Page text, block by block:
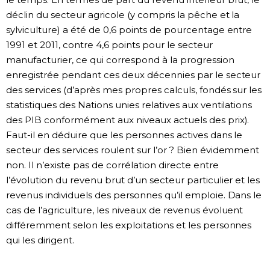
déclin du secteur agricole (y compris la pêche et la
sylviculture) a été de 0,6 points de pourcentage entre
1991 et 2011, contre 4,6 points pour le secteur
manufacturier, ce qui correspond à la progression
enregistrée pendant ces deux décennies par le secteur
des services (d’après mes propres calculs, fondés sur les
statistiques des Nations unies relatives aux ventilations
des PIB conformément aux niveaux actuels des prix).
Faut-il en déduire que les personnes actives dans le
secteur des services roulent sur l’or ? Bien évidemment
non. Il n’existe pas de corrélation directe entre
l’évolution du revenu brut d’un secteur particulier et les
revenus individuels des personnes qu’il emploie. Dans le
cas de l’agriculture, les niveaux de revenus évoluent
différemment selon les exploitations et les personnes
qui les dirigent.